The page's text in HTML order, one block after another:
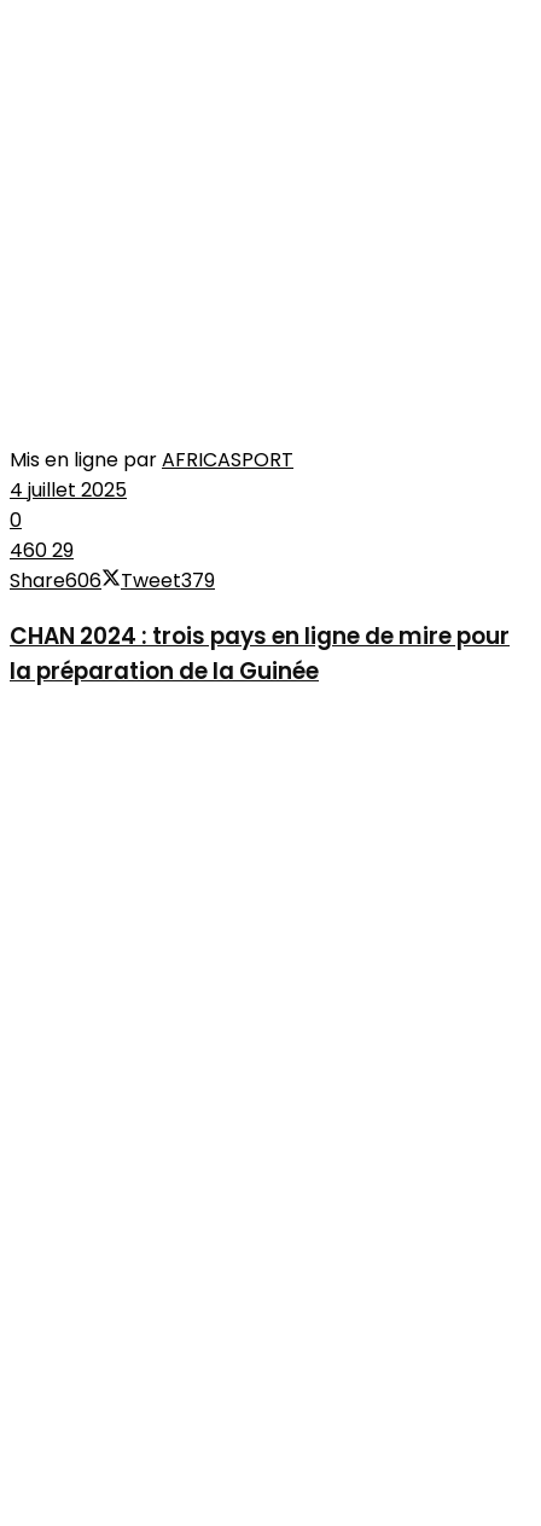
Mis en ligne parAFRICASPORT
4 juillet 2025
0
46029
Share606 Tweet379
CHAN 2024 : trois pays en ligne de mire pour
la préparation de la Guinée